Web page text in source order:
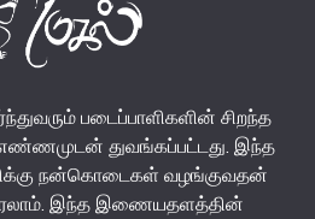
படைப்பாளிகளின் சிறந்த
எண்ணமுடன் துவங்கப்பட்டது. இந்த
நன்கொடைகள் வழங்குவதன்
இந்த இணையதளத்தின்